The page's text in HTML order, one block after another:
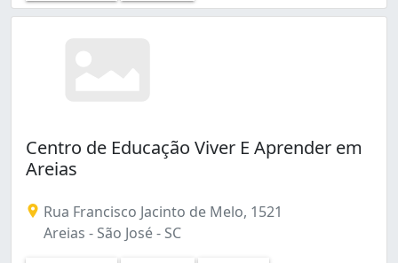
Centro de Educação Viver E Aprender em
Areias
Rua Francisco Jacinto de Melo, 1521
Areias - São José - SC